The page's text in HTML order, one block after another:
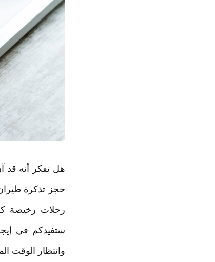
هل تفكر أنه قد
حجز تذكرة
رحلات رخيصة
ستفيدكم في
وانتظار الوقت